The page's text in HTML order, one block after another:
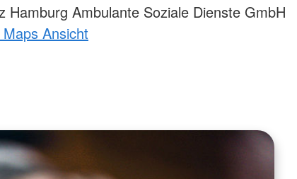
Hamburg Ambulante Soziale Dienste GmbH
Ansicht